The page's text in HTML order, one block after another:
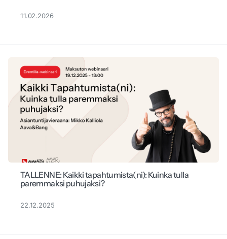
11.02.2026
TALLENNE: Kaikki tapahtumista(ni): Kuinka tulla
paremmaksi puhujaksi?
22.12.2025